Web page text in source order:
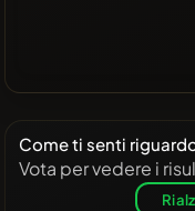
Come ti senti
Vota per vedere i